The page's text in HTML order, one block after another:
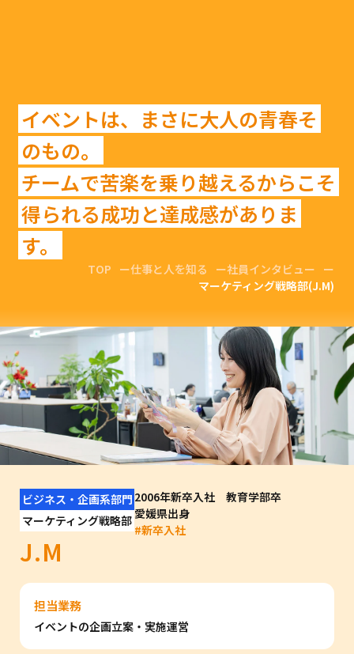
イベントは、まさに大人の青春そ
のもの。
チームで苦楽を乗り越えるからこそ
得られる成功と達成感がありま
す。
TOP 仕事と人を知る
社員インタビュー
マーケティング戦略部(J.M)
ビジネス・企画系部門
マーケティング戦略部
J.M
2006年新卒入社 教育学部卒
愛媛県出身
#新卒入社
担当業務
イベントの企画立案・実施運営